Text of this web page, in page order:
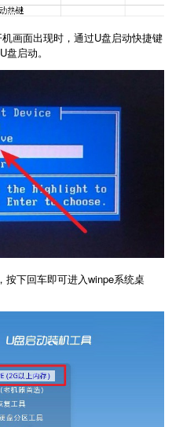
画面出现时，通过U盘启动快捷键
U盘启动。
按下回车即可进入winpe系统桌